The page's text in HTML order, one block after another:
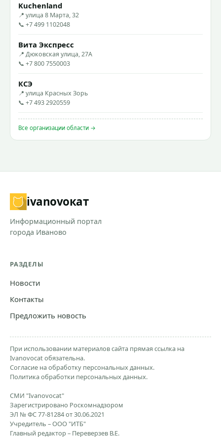
Kuchenland
📍 улица 8 Марта, 32
📞 +7 499 1102048
Вита Экспресс
📍 Дюковская улица, 27А
📞 +7 800 7550003
КСЭ
📍 улица Красных Зорь
📞 +7 493 2920559
Все организации области →
ivanovoкат
Информационный портал
города Иваново
РАЗДЕЛЫ
Новости
Контакты
Предложить новость
При использовании материалов сайта прямая ссылка на
Ivanovocat обязательна.
Согласие на обработку персональных данных.
Политика обработки персональных данных.
СМИ "Ivanovocat"
Зарегистрировано Роскомнадзором
ЭЛ № ФС 77-81284 от 30.06.2021
Учредитель – ООО "ИТБ"
Главный редактор – Переверзев В.Е.